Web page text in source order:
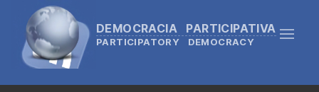
DEMOCRACIA PARTICIPATIVA
PARTICIPATORY DEMOCRACY